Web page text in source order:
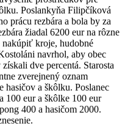
Poslankyňa Filipčíková
prácu rezbára a bola by za
žiadal 6200 eur na rôzne
kroje, hudobné
navrhol, aby obec
dve percentá. Starosta
zverejnený oznam
hasičov a škôlku. Poslanec
100 eur a škôlke 100 eur
400 a hasičom 2000.